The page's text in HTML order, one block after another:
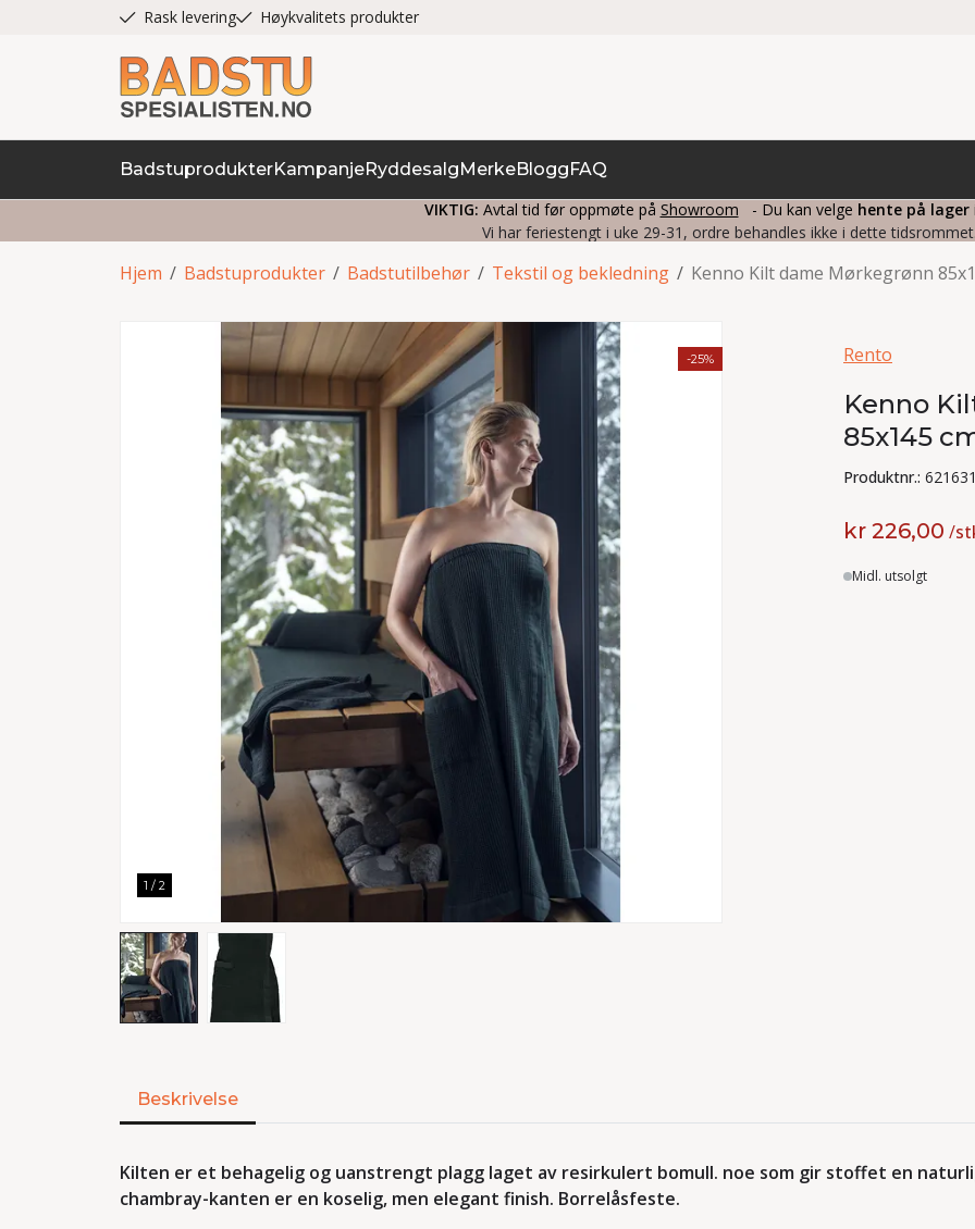
Rask levering Høykvalitets produkter
BadstuprodukterKampanjeRyddesalgMerkeBloggFAQ
VIKTIG: Avtal tid før oppmøte på Showroom - Du kan velge hente på lager
Vi har feriestengt i uke 29-31, ordre behandles ikke i dette tidsrommet.
/
Hjem /
Badstuprodukter /
Badstutilbehør /
Tekstil og bekledning Kenno Kilt dame Mørkegrønn
1 / 2
-25% Rento
Kenno
85x145
Produktnr.: 621631
kr 226,00 /
Lager
Midl. utsolgt
Beskrivelse
Kilten er et behagelig og uanstrengt plagg laget av resirkulert bomull. noe som gir stoffet en
chambray-kanten er en koselig, men elegant finish. Borrelåsfeste.